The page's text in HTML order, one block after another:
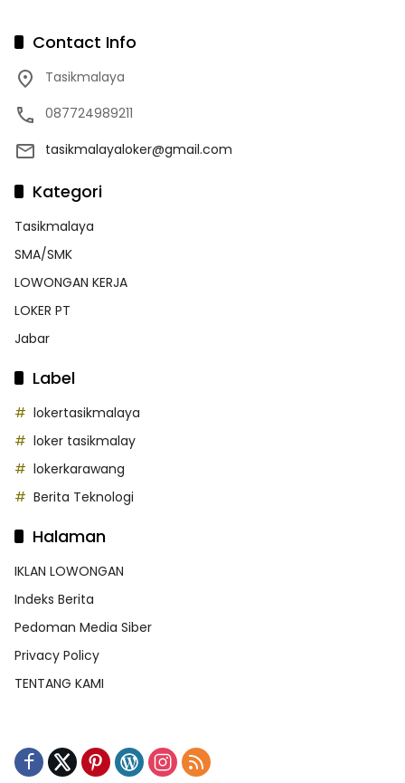
Contact Info
Tasikmalaya
087724989211
tasikmalayaloker@gmail.com
Kategori
Tasikmalaya
SMA/SMK
LOWONGAN KERJA
LOKER PT
Jabar
Label
lokertasikmalaya
loker tasikmalay
lokerkarawang
Berita Teknologi
Halaman
IKLAN LOWONGAN
Indeks Berita
Pedoman Media Siber
Privacy Policy
TENTANG KAMI